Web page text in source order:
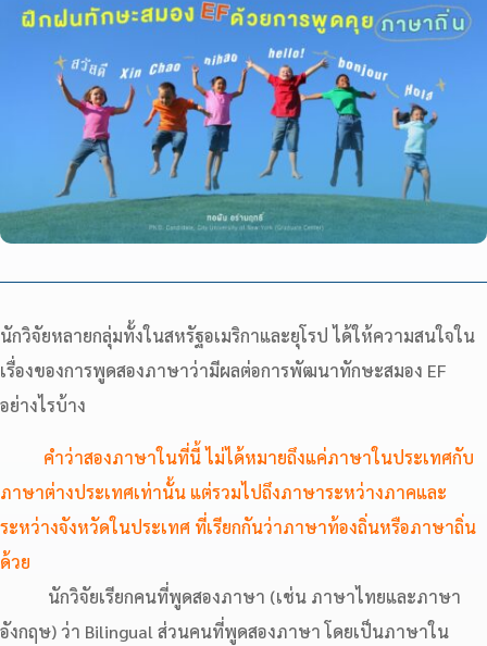
นักวิจัยหลายกลุ่มทั้งในสหรัฐอเมริกาและยุโรป ได้ให้ความสนใจใน
เรื่องของการพูดสองภาษาว่ามีผลต่อการพัฒนาทักษะสมอง EF
อย่างไรบ้าง
คำว่าสองภาษาในที่นี้ ไม่ได้หมายถึงแค่ภาษาในประเทศกับ
ภาษาต่างประเทศเท่านั้น แต่รวมไปถึงภาษาระหว่างภาคและ
ระหว่างจังหวัดในประเทศ ที่เรียกกันว่าภาษาท้องถิ่นหรือภาษาถิ่น
ด้วย
นักวิจัยเรียกคนที่พูดสองภาษา (เช่น ภาษาไทยและภาษา
อังกฤษ) ว่า Bilingual ส่วนคนที่พูดสองภาษา โดยเป็นภาษาใน